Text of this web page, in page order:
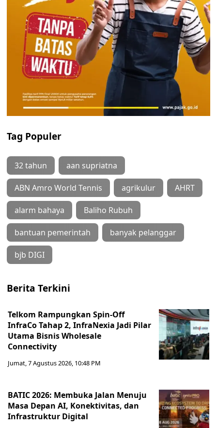
Tag Populer
32 tahun aan supriatna
ABN Amro World Tennis agrikulur AHRT
alarm bahaya Baliho Rubuh
bantuan pemerintah banyak pelanggar
bjb DIGI
Berita Terkini
Telkom Rampungkan Spin-Off
InfraCo Tahap 2, InfraNexia Jadi Pilar
Utama Bisnis Wholesale
Connectivity
Jumat, 7 Agustus 2026, 10:48 PM
BATIC 2026: Membuka Jalan Menuju
Masa Depan AI, Konektivitas, dan
Infrastruktur Digital